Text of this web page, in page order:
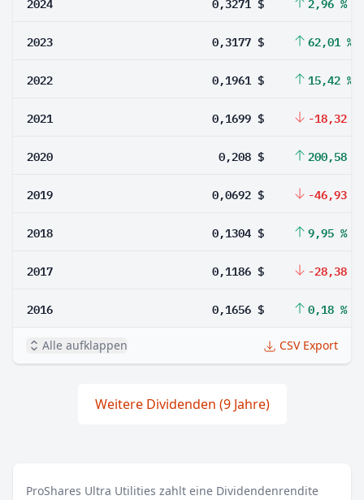
2023 0,3177 $ 62,01 %
2022 0,1961 $ 15,42 %
2021 0,1699 $ -18,32 %
2020 0,208 $ 200,58 %
2019 0,0692 $ -46,93 %
2018 0,1304 $ 9,95 %
2017 0,1186 $ -28,38 %
2016 0,1656 $ 0,18 %
Alle aufklappen CSV Export
Weitere Dividenden (9 Jahre)
ProShares Ultra Utilities zahlt eine Dividendenrendite